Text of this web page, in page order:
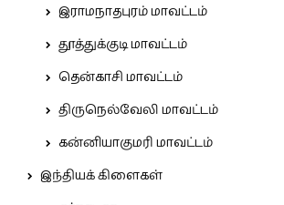
இராமநாதபுரம் மாவட்டம்
தூத்துக்குடி மாவட்டம்
தென்காசி மாவட்டம்
திருநெல்வேலி மாவட்டம்
கன்னியாகுமரி மாவட்டம்
இந்தியக் கிளைகள்